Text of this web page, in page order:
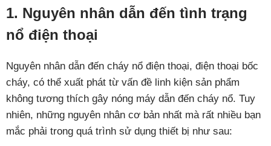
1. Nguyên nhân dẫn đến tình trạng
nổ điện thoại
Nguyên nhân dẫn đến cháy nổ điện thoại, điện thoại bốc
cháy, có thể xuất phát từ vấn đề linh kiện sản phẩm
không tương thích gây nóng máy dẫn đến cháy nổ. Tuy
nhiên, những nguyên nhân cơ bản nhất mà rất nhiều bạn
mắc phải trong quá trình sử dụng thiết bị như sau: